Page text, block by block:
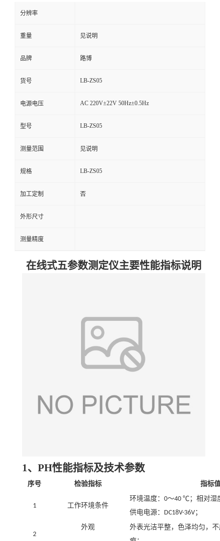
言
分辨率
重量 见说明
品牌 路博
货号 LB-ZS05
电源电压 AC 220V±22V 50Hz±0.5Hz
型号 LB-ZS05
测量范围 见说明
规格 LB-ZS05
加工定制 否
外形尺寸
测量精度
在线式五参数测定仪主要性能指标说明
1、PH性能指标及技术参数
序号 检验指标 指标
1 工作环境条件
环境温度： 0～40 ℃；相对湿
供电电源：
DC18V-36V；
2
外观
外表光洁平整，色泽均匀，